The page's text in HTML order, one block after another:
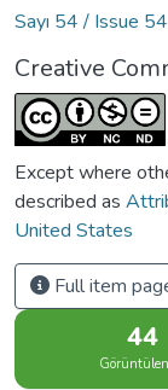
Sayı 54 / Issue 54
Creative
Except where
described as
United States
Full item
44